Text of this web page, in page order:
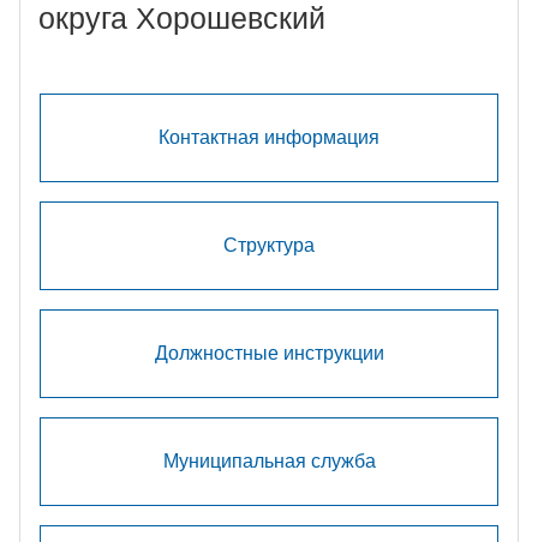
округа Хорошевский
Контактная информация
Структура
Должностные инструкции
Муниципальная служба